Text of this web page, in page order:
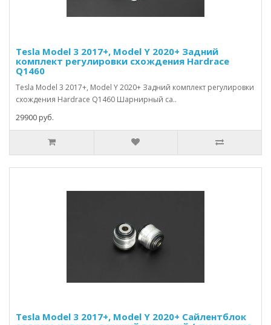
Tesla Model 3 2017+, Model Y 2020+ Задний
комплект регулировки схождения Hardrace
Q1460
Tesla Model 3 2017+, Model Y 2020+ Задний комплект регулировки
схождения Hardrace Q1460 Шарнирный са..
29900 руб.
Tesla Model 3 2017+, Model Y 2020+ Сайлентблок